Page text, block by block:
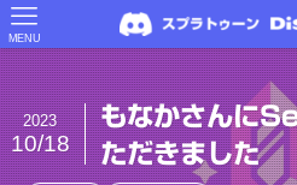
MENU
もなかさんに
ただきました
2023
10/18